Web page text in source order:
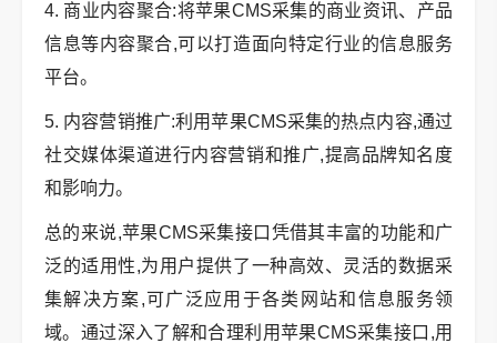
4. 商业内容聚合:将苹果CMS采集的商业资讯、产品
信息等内容聚合,可以打造面向特定行业的信息服务
平台。
5. 内容营销推广:利用苹果CMS采集的热点内容,通过
社交媒体渠道进行内容营销和推广,提高品牌知名度
和影响力。
总的来说,苹果CMS采集接口凭借其丰富的功能和广
泛的适用性,为用户提供了一种高效、灵活的数据采
集解决方案,可广泛应用于各类网站和信息服务领
域。通过深入了解和合理利用苹果CMS采集接口,用